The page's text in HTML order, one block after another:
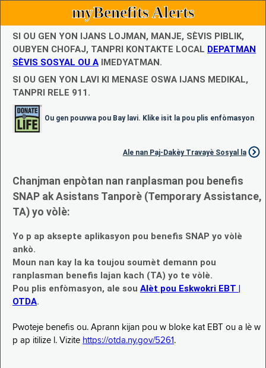
myBenefits Alerts
SI OU GEN YON IJANS LOJMAN, MANJE, SÈVIS PIBLIK,
OUBYEN CHOFAJ, TANPRI KONTAKTE LOCAL DEPATMAN
SÈVIS SOSYAL OU A IMEDYATMAN.
SI OU GEN YON LAVI KI MENASE OSWA IJANS MEDIKAL,
TANPRI RELE 911.
Ou gen pouvwa pou Bay lavi. Klike isit la pou plis enfòmasyon
Ale nan Paj-Dakèy Travayè Sosyal la
Chanjman enpòtan nan ranplasman pou benefis
SNAP ak Asistans Tanporè (Temporary Assistance,
TA) yo vòlè:
Yo p ap aksepte aplikasyon pou benefis SNAP yo vòlè
ankò.
Moun nan kay la ka toujou soumèt demann pou
ranplasman benefis lajan kach (TA) yo te vòlè.
Pou plis enfòmasyon, ale sou Alèt pou Eskwokri EBT |
OTDA.
Pwoteje benefis ou. Aprann kijan pou w bloke kat EBT ou a lè w
p ap itilize l. Vizite https://otda.ny.gov/5261 .